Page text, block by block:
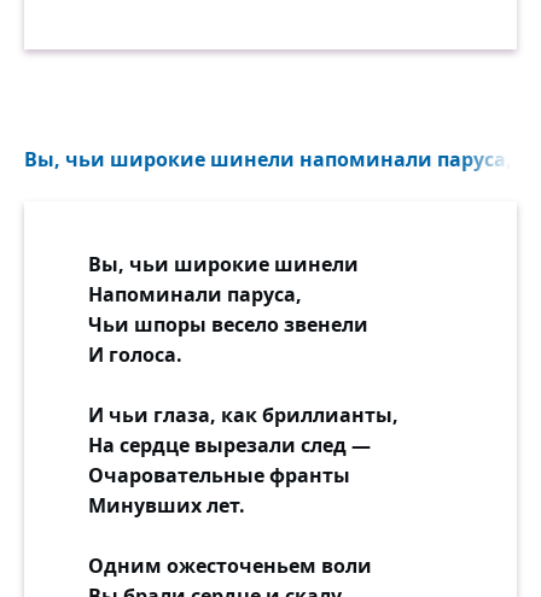
Вы, чьи широкие шинели напоминали паруса,
Вы, чьи широкие шинели
Напоминали паруса,
Чьи шпоры весело звенели
И голоса.
И чьи глаза, как бриллианты,
На сердце вырезали след —
Очаровательные франты
Минувших лет.
Одним ожесточеньем воли